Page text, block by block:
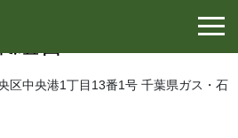
区中央港1丁目13番1号 千葉県ガス・石